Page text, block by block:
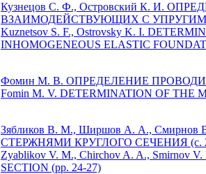
Кузнецов С. Ф., Островский К. И.
ВЗАИМОДЕЙСТВУЮЩИХ С УПРУГИМ
Kuznetsov S. F., Ostrovsky K. I.
INHOMOGENEOUS ELASTIC
Фомин М. В. ОПРЕДЕЛЕНИЕ
Fomin M. V. DETERMINATION OF THE
Зябликов В. М., Ширшов А. А.,
СТЕРЖНЯМИ КРУГЛОГО СЕЧЕНИЯ (c.
Zyablikov V. M., Chirchov A. A., Smirnov
SECTION (pp. 24-27)